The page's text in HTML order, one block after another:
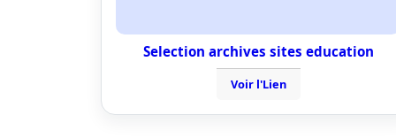
Selection archives sites education
Voir l'Lien